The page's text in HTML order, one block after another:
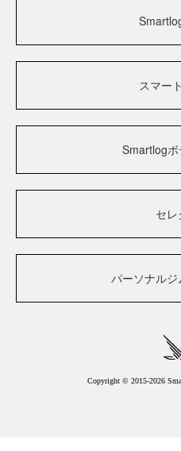
スマー
Smartlog
セレ
パーソナル
Copyright © 2015-2026